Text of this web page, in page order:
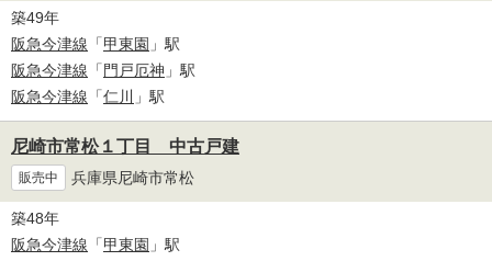
築49年
阪急今津線 「甲東園 」駅
阪急今津線 「 門戸厄神 」駅
阪急今津線 「仁川 」駅
尼崎市常松１丁目 中古戸建
販売中 兵庫県尼崎市常松
築48年
阪急今津線 「甲東園 」駅